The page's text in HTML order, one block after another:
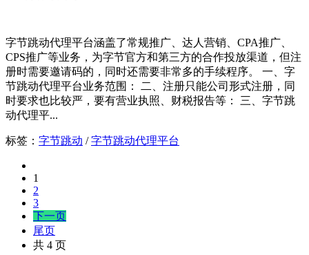
字节跳动代理平台涵盖了常规推广、达人营销、CPA推广、
CPS推广等业务，为字节官方和第三方的合作投放渠道，但注
册时需要邀请码的，同时还需要非常多的手续程序。 一、字
节跳动代理平台业务范围： 二、注册只能公司形式注册，同
时要求也比较严，要有营业执照、财税报告等： 三、字节跳
动代理平...
标签： 字节跳动 /字节跳动代理平台
1
2
3
下一页
尾页
共 4 页